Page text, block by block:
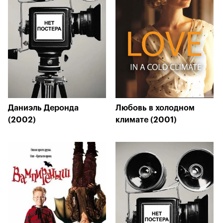
Даниэль Деронда
(2002)
Любовь в холодном
климате (2001)